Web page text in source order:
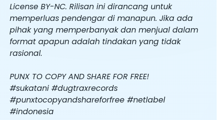
License BY-NC. Rilisan ini dirancang untuk
memperluas pendengar di manapun. Jika ada
pihak yang memperbanyak dan menjual dalam
format apapun adalah tindakan yang tidak
rasional.
PUNX TO COPY AND SHARE FOR FREE!
#sukatani #dugtraxrecords
#punxtocopyandshareforfree #netlabel
#indonesia